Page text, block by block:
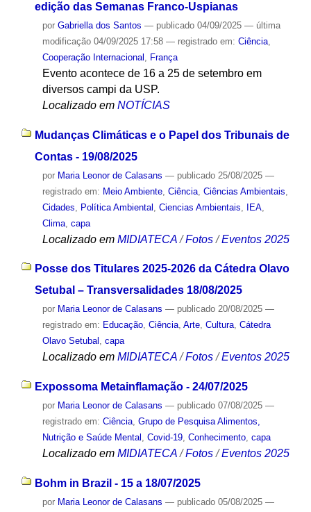
edição das Semanas Franco-Uspianas
por Gabriella dos Santos — publicado04/09/2025 — última
modificação04/09/2025 17:58 — registrado em: Ciência,
Cooperação Internacional , França
Evento acontece de 16 a 25 de setembro em
diversos campi da USP.
Localizado em NOTÍCIAS
Mudanças Climáticas e o Papel dos Tribunais de
Contas - 19/08/2025
por Maria Leonor de Calasans — publicado25/08/2025 —
registrado em: Meio Ambiente, Ciência, Ciências Ambientais
Cidades
Política Ambiental Ciencias Ambientais IEA,
Clima, capa
Localizado em MIDIATECA /Fotos /Eventos 2025
Posse dos Titulares 2025-2026 da Cátedra Olavo
Setubal – Transversalidades 18/08/2025
por Maria Leonor de Calasans — publicado20/08/2025 —
registrado em: Educação, Ciência, Arte, Cultura, Cátedra
Olavo Setubal , capa
Localizado em MIDIATECA /Fotos /Eventos 2025
Expossoma Metainflamação - 24/07/2025
por Maria Leonor de Calasans — publicado07/08/2025 —
registrado em: Ciência, Grupo de Pesquisa Alimentos,
Nutrição e Saúde Mental , Covid-19, Conhecimento, capa
Localizado em MIDIATECA /Fotos /Eventos 2025
Bohm in Brazil - 15 a 18/07/2025
por Maria Leonor de Calasans — publicado05/08/2025 —